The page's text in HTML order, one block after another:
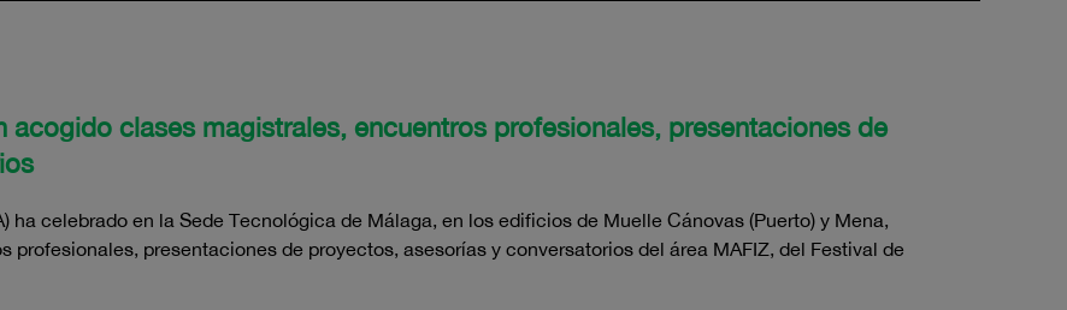
acogido clases magistrales, encuentros profesionales, presentaciones de
ha celebrado en la Sede Tecnológica de Málaga, en los edificios de Muelle Cánovas (Puerto) y Mena,
profesionales, presentaciones de proyectos, asesorías y conversatorios del área MAFIZ, del Festival de